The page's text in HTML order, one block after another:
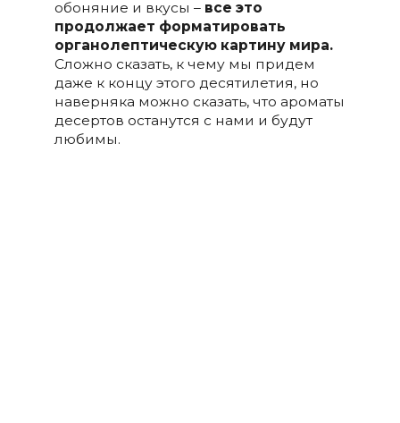
обоняние и вкусы – все это
продолжает форматировать
органолептическую картину мира.
Сложно сказать, к чему мы придем
даже к концу этого десятилетия, но
наверняка можно сказать, что ароматы
десертов останутся с нами и будут
любимы.